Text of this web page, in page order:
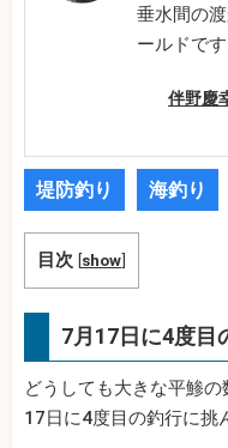
垂水間の
ールドです
伴野慶
堤防釣り 海釣り
目次 [show]
7月17日に4度目
どうしても大きな平鯵
17日に4度目の釣行に挑